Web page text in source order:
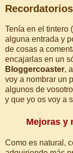
Recordatorios
Tenía en el tintero
alguna entrada y
de cosas a
encajarlas en un
Bloggercoaster,
voy a nombrar un
algunos de
y que yo os voy a
Mejoras y
Como es natural,